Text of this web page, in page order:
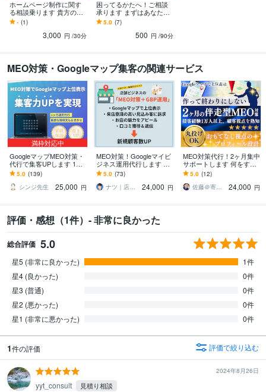
ホームページ制作に関す
る相談乗ります 貴方のお
悩み、お聞かせくださ
い！
- (1)
3,000 円 /30分
困ってるかたへ！ご相談
承ります まずはあなたの
お悩みお聞かせください
5.0 (7)
500 円 /90分
MEO対策・Googleマップ集客の関連サービス
満枠対応中
GoogleマップMEO対策・
代行で集客UPします 1か
月丸投げOK！ビジネスプ
ロフィール最適化で店舗
の売上向上
5.0 (139)
シンジ先生
25,000 円
MEO対策！Googleマイビ
ジネス運用代行します 【1
カ月間】SEOの知見を活
かしたMEO対策で新規集
客支援
5.0 (73)
ナツ｜店舗Web集客支援
24,000 円
MEO対策代行！2ヶ月集中
サポートします 何をすべ
きか分からない方も安
心！丸投げOK
5.0 (12)
佐藤＠寄添いWeb制作
24,000 円
評価・感想（1件）- 非常に良かった
総合評価 5.0
星5 (非常に良かった)
1件
星4 (良かった)
0件
星3 (普通)
0件
星2 (悪かった)
0件
星1 (非常に悪かった)
0件
1件の評価 評価で絞り込む
2024年8月26日
yyt_consult 見積り相談